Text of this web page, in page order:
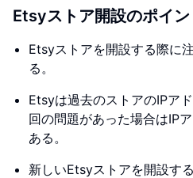
Etsyストア開設のポイン
Etsyストアを開設する際に
る。
Etsyは過去のストアのIPア
回の問題があった場合はIP
ある。
新しいEtsyストアを開設す